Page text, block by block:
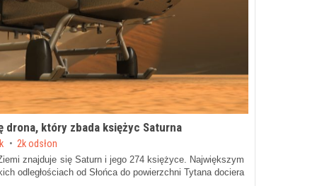
drona, który zbada księżyc Saturna
2k odsłon
znajduje się Saturn i jego 274 księżyce. Największym
odległościach od Słońca do powierzchni Tytana dociera